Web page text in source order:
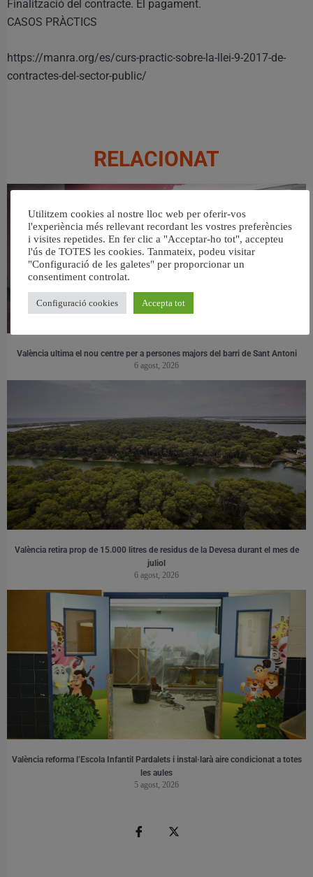
Finalització del contracte. El pagament.
CASOS PRÀCTICS
https://manra.org/es/curs-practic-sobre-la-llei-9-2017-de-
contractes-del-sector-public/
RELACIONAT
València ultima el nou centre per a persones majors del barri de Sant Antoni
6 agost, 2026
València retira prop de 15.000 litres de residus de la Devesa durant el mes de
juliol
6 agost, 2026
València reforma l’Escola Infantil Pardalets i instal·larà aire condicionat a totes
les aules
5 agost, 2026
Utilitzem cookies al nostre lloc web per oferir-vos
l'experiència més rellevant recordant les vostres preferències
i visites repetides. En fer clic a "Acceptar-ho tot", accepteu
l'ús de TOTES les cookies. Tanmateix, podeu visitar
"Configuració de les galetes" per proporcionar un
consentiment controlat.
Configuració cookies Accepta tot